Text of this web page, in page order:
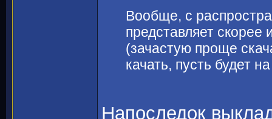
Вообще, с
представляет скорее
(зачастую проще
качать, пусть будет
Напоследок